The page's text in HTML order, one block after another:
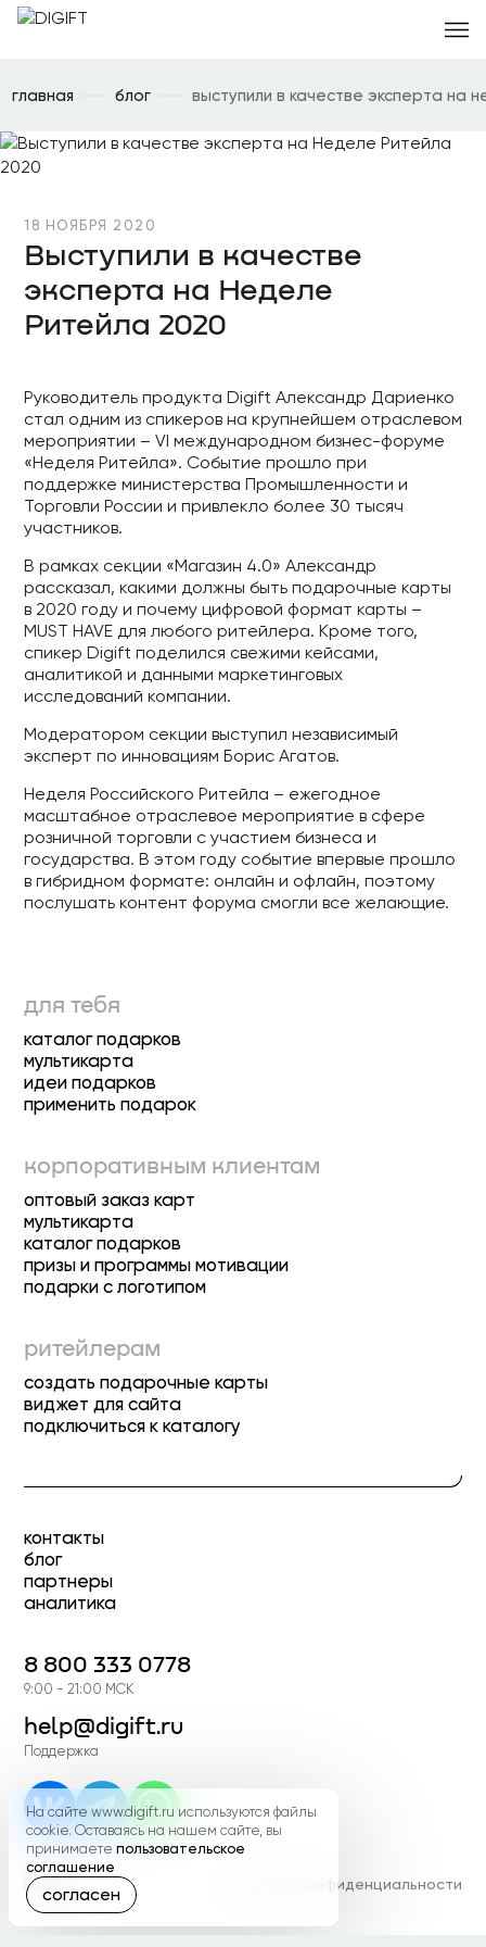
главная блог выступили в качестве эксперта на
18 НОЯБРЯ 2020
Выступили в качестве
эксперта на Неделе
Ритейла 2020
Руководитель продукта Digift Александр Дариенко
стал одним из спикеров на крупнейшем отраслевом
мероприятии – VI международном бизнес-форуме
«Неделя Ритейла». Событие прошло при
поддержке министерства Промышленности и
Торговли России и привлекло более 30 тысяч
участников.
В рамках секции «Магазин 4.0» Александр
рассказал, какими должны быть подарочные карты
в 2020 году и почему цифровой формат карты –
MUST HAVE для любого ритейлера. Кроме того,
спикер Digift поделился свежими кейсами,
аналитикой и данными маркетинговых
исследований компании.
Модератором секции выступил независимый
эксперт по инновациям Борис Агатов.
Неделя Российского Ритейла – ежегодное
масштабное отраслевое мероприятие в сфере
розничной торговли с участием бизнеса и
государства. В этом году событие впервые прошло
в гибридном формате: онлайн и офлайн, поэтому
послушать контент форума смогли все желающие.
для тебя
каталог подарков
мультикарта
идеи подарков
применить подарок
корпоративным клиентам
оптовый заказ карт
мультикарта
каталог подарков
призы и программы мотивации
подарки с логотипом
ритейлерам
создать подарочные карты
виджет для сайта
подключиться к каталогу
контакты
блог
партнеры
аналитика
8 800 333 0778
9:00 - 21:00 МСК
help@digift.ru
Поддержка
политика конфиденциальности
На сайте www.digift.ru используются файлы
cookie. Оставаясь на нашем сайте, вы
принимаете пользовательское
соглашение
согласен